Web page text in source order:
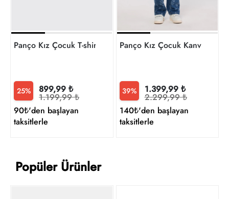
Panço Kız Çocuk T-shirt
25% 899,99 ₺
1.199,99 ₺
90₺'den başlayan
taksitlerle
Panço Kız Çocuk Kanvas
39% 1.399,99 ₺
2.299,99 ₺
140₺'den başlayan
taksitlerle
Popüler Ürünler